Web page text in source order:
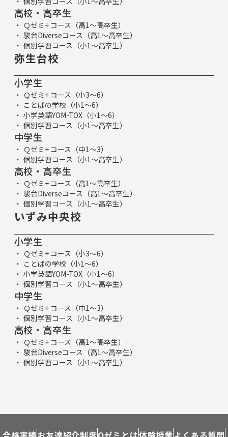
高校・高卒生
Ｑゼミ+ コース（高1～高卒生）
駿台Diverseコース（高1～高卒生）
個別学習コース（小1～高卒生）
弥生台校
小学生
Ｑゼミ+ コース（小3～6）
ことばの学校（小1～6）
小学英語YOM-TOX（小1～6）
個別学習コース（小1～高卒生）
中学生
Ｑゼミ+ コース（中1～3）
個別学習コース（小1～高卒生）
高校・高卒生
Ｑゼミ+ コース（高1～高卒生）
駿台Diverseコース（高1～高卒生）
個別学習コース（小1～高卒生）
いずみ中央校
小学生
Ｑゼミ+ コース（小3～6）
ことばの学校（小1～6）
小学英語YOM-TOX（小1～6）
個別学習コース（小1～高卒生）
中学生
Ｑゼミ+ コース（中1～3）
個別学習コース（小1～高卒生）
高校・高卒生
Ｑゼミ+ コース（高1～高卒生）
駿台Diverseコース（高1～高卒生）
個別学習コース（小1～高卒生）